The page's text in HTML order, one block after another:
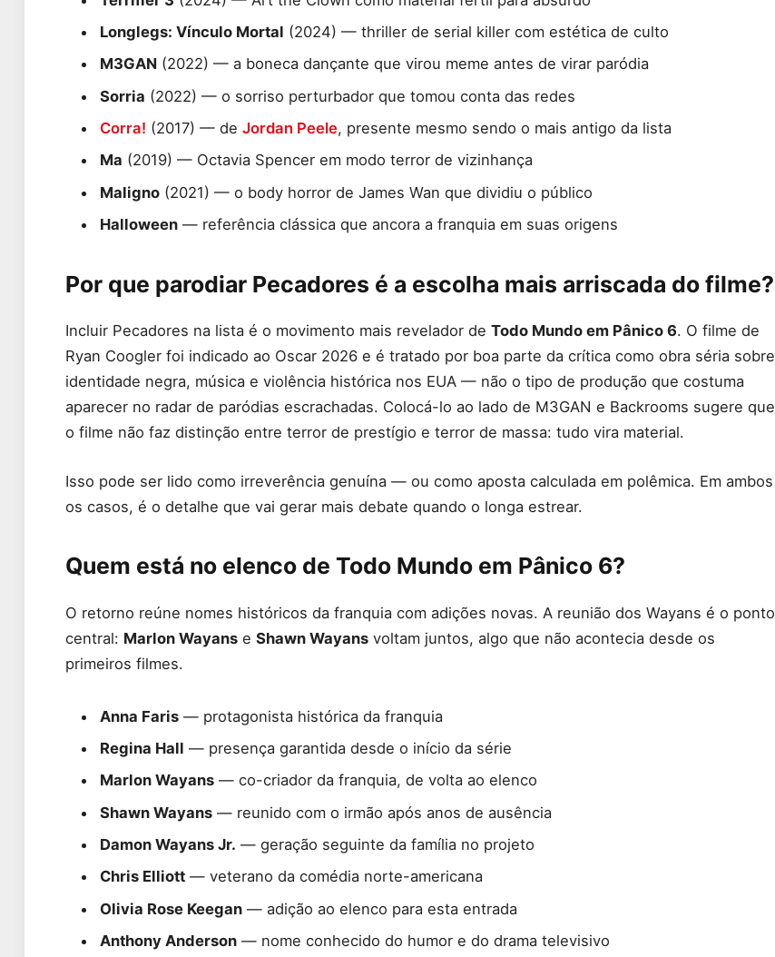
Longlegs: Vínculo Mortal (2024) — thriller de serial killer com estética de culto
M3GAN (2022) — a boneca dançante que virou meme antes de virar paródia
Sorria (2022) — o sorriso perturbador que tomou conta das redes
Corra! (2017) — de Jordan Peele, presente mesmo sendo o mais antigo da lista
Ma (2019) — Octavia Spencer em modo terror de vizinhança
Maligno (2021) — o body horror de James Wan que dividiu o público
Halloween — referência clássica que ancora a franquia em suas origens
Por que parodiar Pecadores é a escolha mais arriscada do filme?
Incluir Pecadores na lista é o movimento mais revelador de Todo Mundo em Pânico 6. O filme de
Ryan Coogler foi indicado ao Oscar 2026 e é tratado por boa parte da crítica como obra séria sobre
identidade negra, música e violência histórica nos EUA — não o tipo de produção que costuma
aparecer no radar de paródias escrachadas. Colocá-lo ao lado de M3GAN e Backrooms sugere que
o filme não faz distinção entre terror de prestígio e terror de massa: tudo vira material.
Isso pode ser lido como irreverência genuína — ou como aposta calculada em polêmica. Em ambos
os casos, é o detalhe que vai gerar mais debate quando o longa estrear.
Quem está no elenco de Todo Mundo em Pânico 6?
O retorno reúne nomes históricos da franquia com adições novas. A reunião dos Wayans é o ponto
central: Marlon Wayans e Shawn Wayans voltam juntos, algo que não acontecia desde os
primeiros filmes.
Anna Faris — protagonista histórica da franquia
Regina Hall — presença garantida desde o início da série
Marlon Wayans — co-criador da franquia, de volta ao elenco
Shawn Wayans — reunido com o irmão após anos de ausência
Damon Wayans Jr. — geração seguinte da família no projeto
Chris Elliott — veterano da comédia norte-americana
Olivia Rose Keegan — adição ao elenco para esta entrada
Anthony Anderson — nome conhecido do humor e do drama televisivo